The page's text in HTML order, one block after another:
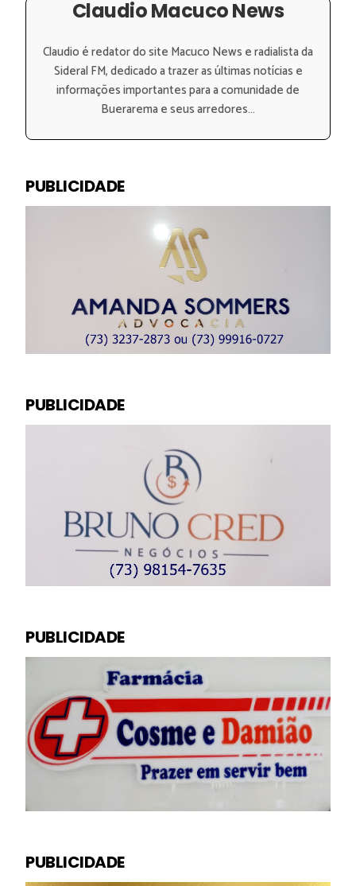
Claudio Macuco News
Claudio é redator do site Macuco News e radialista da
Sideral FM, dedicado a trazer as últimas notícias e
informações importantes para a comunidade de
Buerarema e seus arredores...
PUBLICIDADE
PUBLICIDADE
PUBLICIDADE
PUBLICIDADE